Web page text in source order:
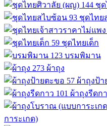
144 ชุ
93 ชุดไทย
59 ชุดไทยเด็ก
123 บรมพิมาน
273 ผ้าถุง
57 ผ้าถุงป้
101 ผ้าถุงรีดก
การะเกด)